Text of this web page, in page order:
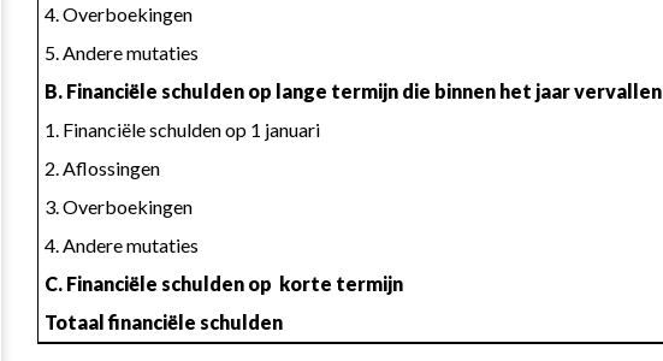
financiële
4. Overboekingen
5. Andere mutaties
B. Financiële schulden op lange termijn die binnen het jaar vervallen
1. Financiële schulden op 1 januari
2. Aflossingen
3. Overboekingen
4. Andere mutaties
C. Financiële schulden op  korte termijn
Totaal financiële schulden